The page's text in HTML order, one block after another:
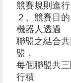
競賽規則進行
２、競賽目
機器人透過
聯盟之結合
盟，
每個聯盟共
行積